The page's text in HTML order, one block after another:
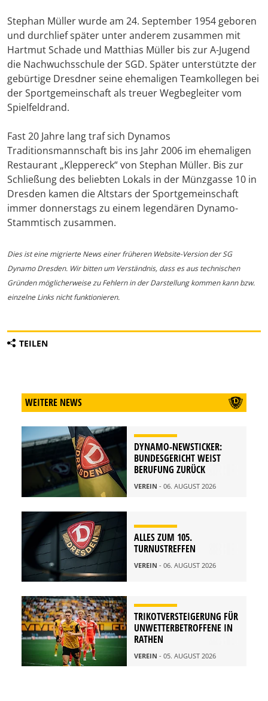
Stephan Müller wurde am 24. September 1954 geboren
und durchlief später unter anderem zusammen mit
Hartmut Schade und Matthias Müller bis zur A-Jugend
die Nachwuchsschule der SGD. Später unterstützte der
gebürtige Dresdner seine ehemaligen Teamkollegen bei
der Sportgemeinschaft als treuer Wegbegleiter vom
Spielfeldrand.
Fast 20 Jahre lang traf sich Dynamos
Traditionsmannschaft bis ins Jahr 2006 im ehemaligen
Restaurant „Kleppereck“ von Stephan Müller. Bis zur
Schließung des beliebten Lokals in der Münzgasse 10 in
Dresden kamen die Altstars der Sportgemeinschaft
immer donnerstags zu einem legendären Dynamo-
Stammtisch zusammen.
Dies ist eine migrierte News einer früheren Website-Version der SG
Dynamo Dresden. Wir bitten um Verständnis, dass es aus technischen
Gründen möglicherweise zu Fehlern in der Darstellung kommen kann bzw.
einzelne Links nicht funktionieren.
TEILEN
WEITERE NEWS
DYNAMO-NEWSTICKER:
BUNDESGERICHT WEIST
BERUFUNG ZURÜCK
VEREIN - 06. AUGUST 2026
ALLES ZUM 105.
TURNUSTREFFEN
VEREIN - 06. AUGUST 2026
TRIKOTVERSTEIGERUNG FÜR
UNWETTERBETROFFENE IN
RATHEN
VEREIN - 05. AUGUST 2026